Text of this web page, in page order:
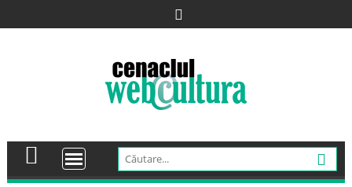
to